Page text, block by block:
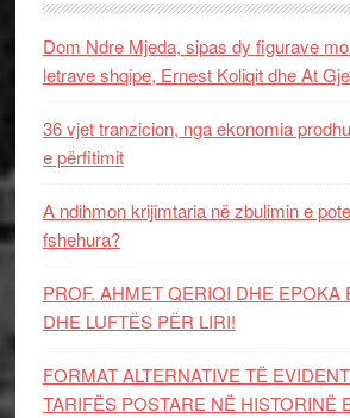
Dom Ndre Mjeda, sipas dy figurave
letrave shqipe, Ernest Koliqit dhe At
36 vjet tranzicion, nga ekonomia
e përfitimit
A ndihmon krijimtaria në zbulimin e
fshehura?
PROF. AHMET QERIQI DHE EPOKA
DHE LUFTЁS PЁR LIRI!
FORMAT ALTERNATIVE TË
TARIFËS POSTARE NË HISTORINË